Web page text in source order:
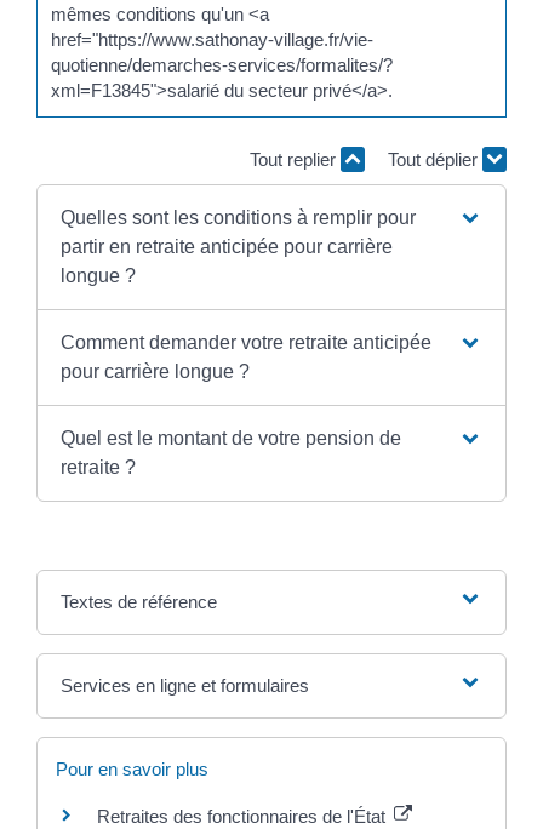
mêmes conditions qu'un <a
href="https://www.sathonay-village.fr/vie-
quotienne/demarches-services/formalites/?
xml=F13845">salarié du secteur privé</a>.
Tout replier Tout déplier
Quelles sont les conditions à remplir pour
partir en retraite anticipée pour carrière
longue ?
Comment demander votre retraite anticipée
pour carrière longue ?
Quel est le montant de votre pension de
retraite ?
Textes de référence
Services en ligne et formulaires
Pour en savoir plus
Retraites des fonctionnaires de l'État